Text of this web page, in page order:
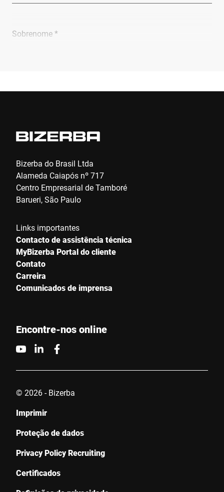
Sobrenome *
Rua *
CEP *
Cidade *
Confirmo que concordo com o uso dos meus dados para
processar essa solicitação Informações adicionais podem ser
Bizerba do Brasil Ltda
Alameda Caiapós nº 717
Centro Empresarial de Tamboré
Barueri, São Paulo
Links importantes
Contacto de assistência técnica
MyBizerba Portal do cliente
Contato
Carreira
Comunicados de imprensa
Encontre-nos online
© 2026 - Bizerba
Imprimir
Proteção de dados
Privacy Policy Recruiting
Certificados